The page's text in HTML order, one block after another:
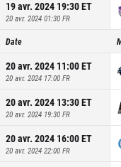
19 avr. 2024 19:30ET
20 avr. 2024 01:30 FR
Date
20 avr. 2024 11:00ET
20 avr. 2024 17:00 FR
20 avr. 2024 13:30ET
20 avr. 2024 19:30 FR
20 avr. 2024 16:00ET
20 avr. 2024 22:00 FR